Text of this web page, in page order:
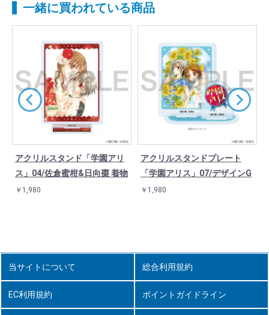
一緒に買われている商品
アクリルスタンド「学園アリ
ス」04/佐倉蜜柑&日向棗 着物
￥1,980
アクリルスタンドプレート
「学園アリス」07/デザインG
￥1,980
当サイトについて 総合利用規約
EC利用規約 ポイントガイドライン